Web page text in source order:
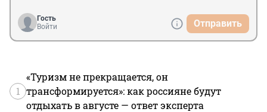
Гость
Войти
Отправить
1
«Туризм не прекращается, он
трансформируется»: как россияне будут
отдыхать в августе — ответ эксперта